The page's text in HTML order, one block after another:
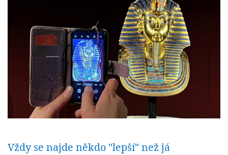
Vždy se najde někdo "lepší" než já